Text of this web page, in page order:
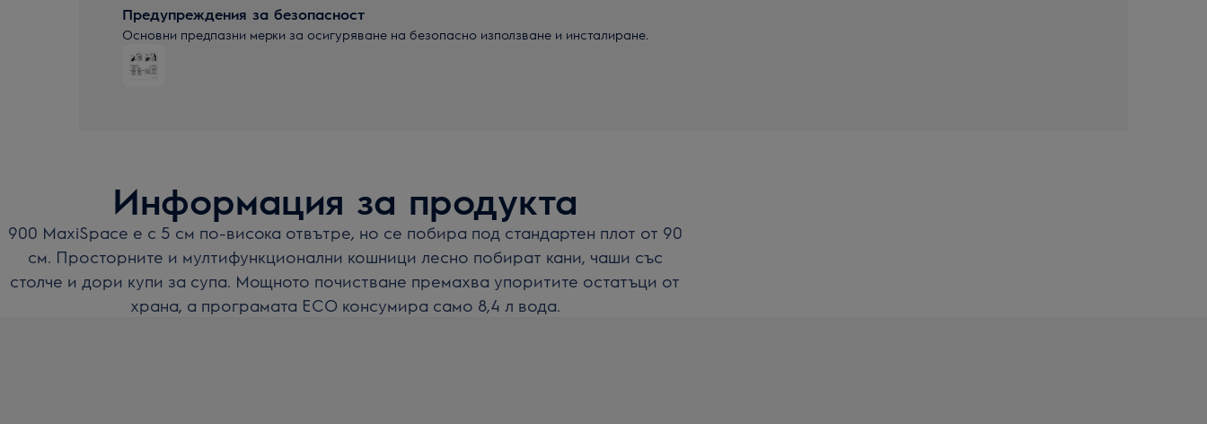
Предупреждения за безопасност
Основни предпазни мерки за осигуряване на безопасно използване и инсталиране.
Информация за продукта
900 MaxiSpace е с 5 см по-висока отвътре, но се побира под стандартен плот от 90
см. Просторните и мултифункционални кошници лесно побират кани, чаши със
столче и дори купи за супа. Мощното почистване премахва упоритите остатъци от
храна, а програмата ECO консумира само 8,4 л вода.